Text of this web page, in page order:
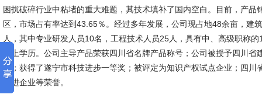
困扰破碎行业中粘堵的重大难题，其技术填补了国内空白。目前，产品
区，市场占有率达到43.65％。经过多年发展，公司现占地48余亩，建
人，其中专业研发人员10名，工程技术人员25人，具有中、高级职称
以上学历。公司主导产品荣获四川省名牌产品称号；公司被授予四川
业；获得了遂宁市科技进步一等奖；被评定为知识产权试点企业；四川
先进企业等荣誉。